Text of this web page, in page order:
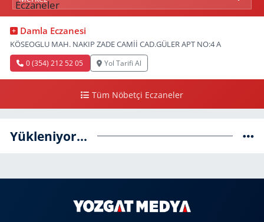
Damla Eczanesi
KÖSEOGLU MAH. NAKIP ZADE CAMİİ CAD.GÜLER APT NO:4 A
0 (354) 212 52 05 Yol Tarifi Al
Tüm Nöbetçi Eczaneler
Yükleniyor...